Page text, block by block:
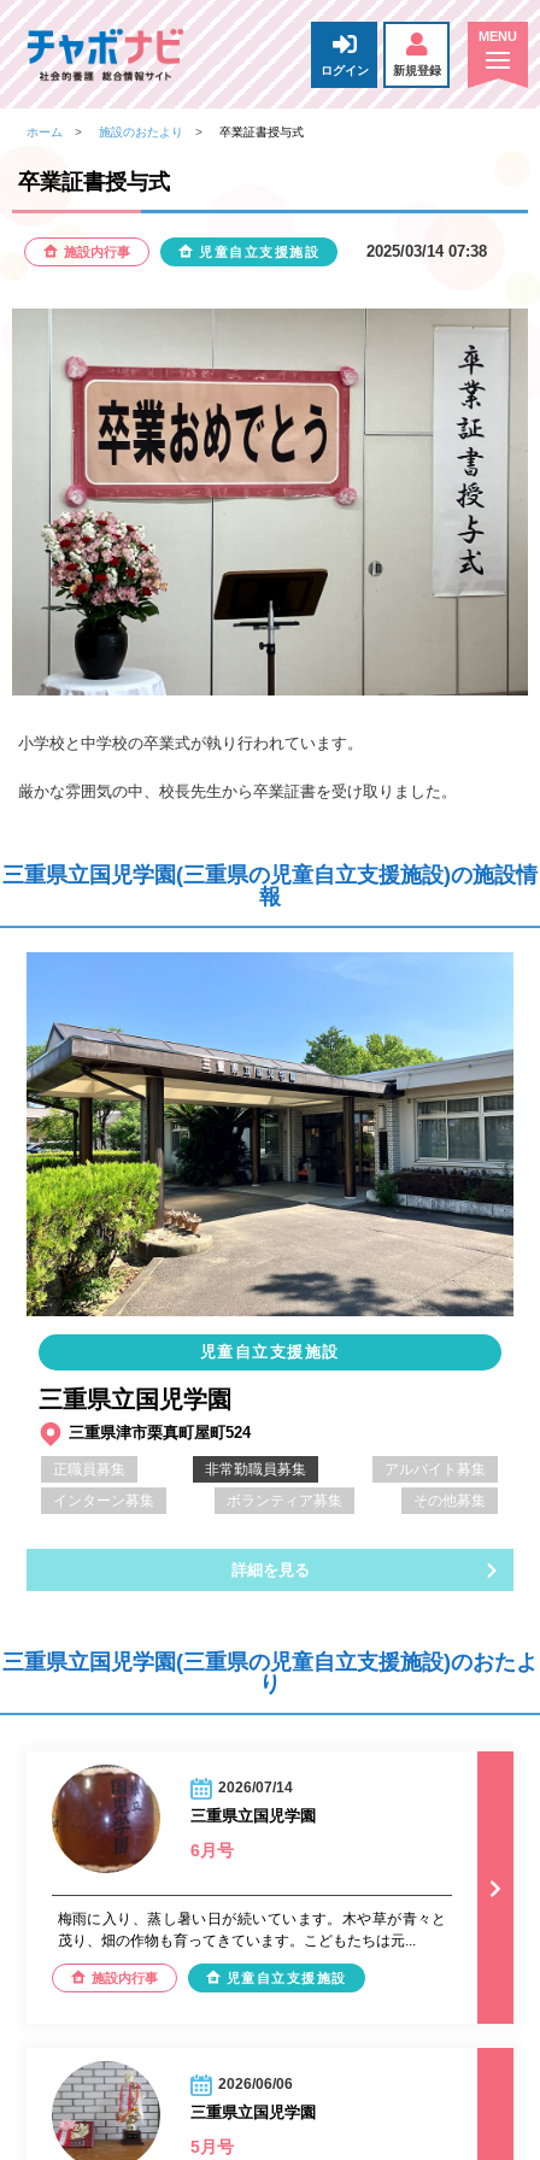
ログイン 新規登録
ホーム 施設のおたより 卒業証書授与式
卒業証書授与式
施設内行事 児童自立支援施設 2025/03/14 07:38
小学校と中学校の卒業式が執り行われています。
厳かな雰囲気の中、校長先生から卒業証書を受け取りました。
三重県立国児学園(三重県の児童自立支援施設)の施設情
報
児童自立支援施設
三重県立国児学園
三重県津市栗真町屋町524
正職員募集 非常勤職員募集
アルバイト募集
インターン募集
ボランティア募集 その他募集
詳細を見る
三重県立国児学園(三重県の児童自立支援施設)のおたよ
り
2026/07/14
三重県立国児学園
6月号
梅雨に入り、蒸し暑い日が続いています。木や草が青々と
茂り、畑の作物も育ってきています。こどもたちは元...
施設内行事 児童自立支援施設
2026/06/06
三重県立国児学園
5月号